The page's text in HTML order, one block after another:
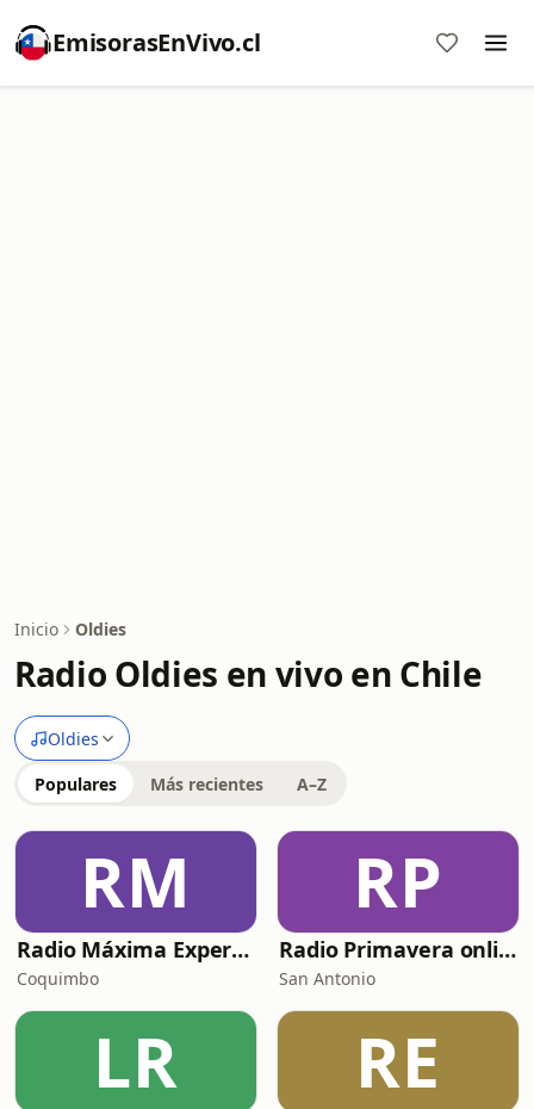
EmisorasEnVivo.cl
Inicio Oldies
Radio Oldies en vivo en Chile
Oldies
Populares Más recientes A–Z
RM
Radio Máxima Experiencia
Coquimbo
RP
Radio Primavera online
San Antonio
LR RE